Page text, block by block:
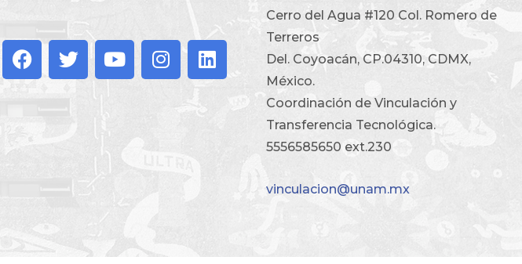
Cerro del Agua #120 Col. Romero de
Terreros
Del. Coyoacán, CP.04310, CDMX,
México.
Coordinación de Vinculación y
Transferencia Tecnológica.
5556585650 ext.230
vinculacion@unam.mx